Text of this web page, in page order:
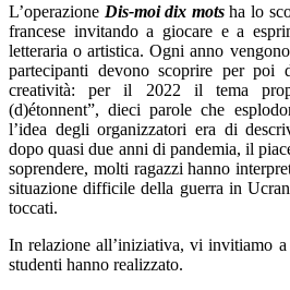
L’operazione Dis-moi dix motsha lo
francese invitando a giocare e a
letteraria o artistica. Ogni anno
partecipanti devono scoprire per poi
creatività: per il 2022 il tema
(d)étonnent”, dieci parole che
l’idea degli organizzatori era di
dopo quasi due anni di pandemia, il
soprendere, molti ragazzi hanno
situazione difficile della guerra in
toccati.
In relazione all’iniziativa, vi invitiamo a
studenti hanno realizzato.